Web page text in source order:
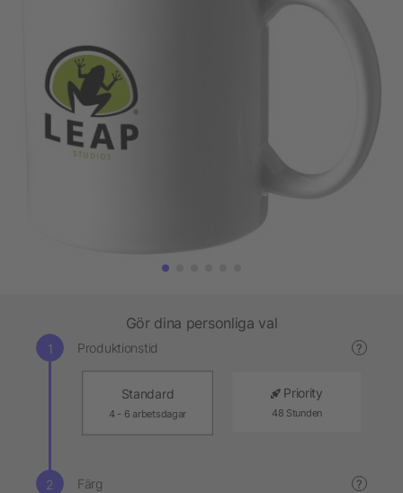
Gör dina personliga val
Produktionstid ?
Standard
4 - 6 arbetsdagar
Priority
48 Stunden
Färg ?